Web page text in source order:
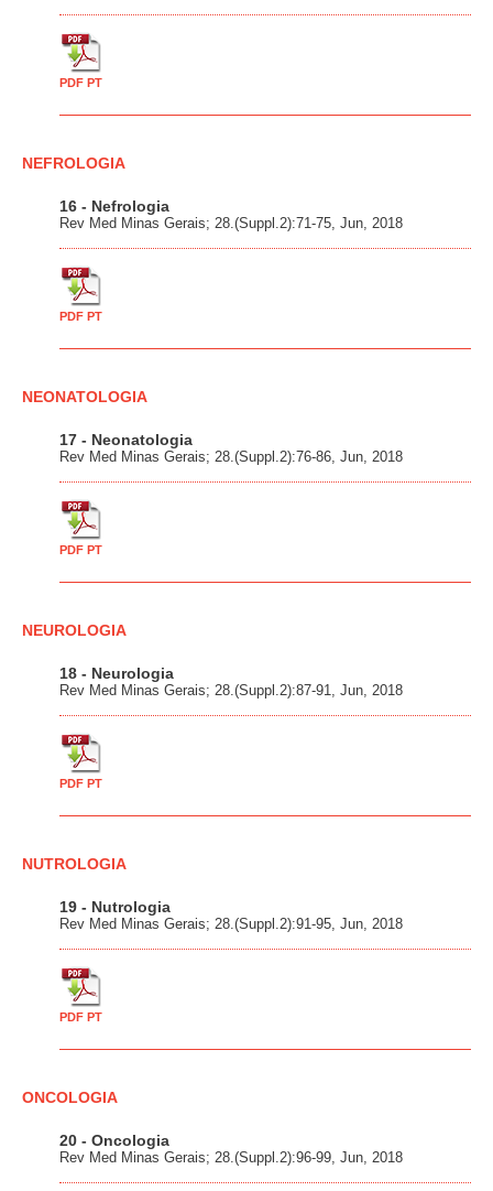
PDF PT
NEFROLOGIA
16 - Nefrologia
Rev Med Minas Gerais; 28.(Suppl.2):71-75, Jun, 2018
PDF PT
NEONATOLOGIA
17 - Neonatologia
Rev Med Minas Gerais; 28.(Suppl.2):76-86, Jun, 2018
PDF PT
NEUROLOGIA
18 - Neurologia
Rev Med Minas Gerais; 28.(Suppl.2):87-91, Jun, 2018
PDF PT
NUTROLOGIA
19 - Nutrologia
Rev Med Minas Gerais; 28.(Suppl.2):91-95, Jun, 2018
PDF PT
ONCOLOGIA
20 - Oncologia
Rev Med Minas Gerais; 28.(Suppl.2):96-99, Jun, 2018